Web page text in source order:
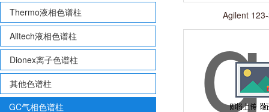
Thermo液相色谱柱
Alltech液相色谱柱
Dionex离子色谱柱
其他色谱柱
GC气相色谱柱
Agilent